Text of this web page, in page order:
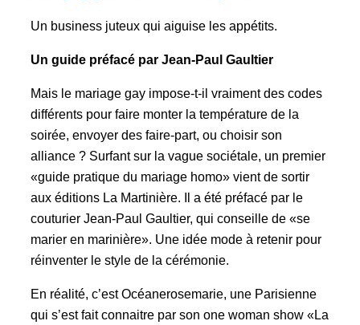
Un business juteux qui aiguise les appétits.
Un guide préfacé par Jean-Paul Gaultier
Mais le mariage gay impose-t-il vraiment des codes
différents pour faire monter la température de la
soirée, envoyer des faire-part, ou choisir son
alliance ? Surfant sur la vague sociétale, un premier
«guide pratique du mariage homo» vient de sortir
aux éditions La Martinière. Il a été préfacé par le
couturier Jean-Paul Gaultier, qui conseille de «se
marier en marinière». Une idée mode à retenir pour
réinventer le style de la cérémonie.
En réalité, c’est Océanerosemarie, une Parisienne
qui s’est fait connaitre par son one woman show «La